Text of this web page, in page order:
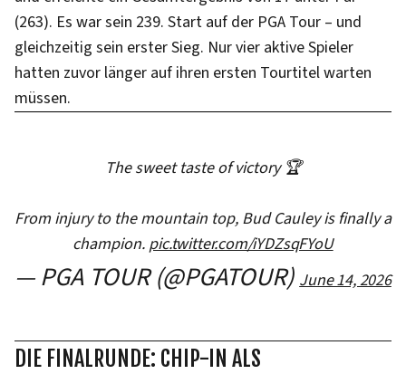
(263). Es war sein 239. Start auf der PGA Tour – und
gleichzeitig sein erster Sieg. Nur vier aktive Spieler
hatten zuvor länger auf ihren ersten Tourtitel warten
müssen.
The sweet taste of victory 🏆
From injury to the mountain top, Bud Cauley is finally a
champion. pic.twitter.com/iYDZsqFYoU
— PGA TOUR (@PGATOUR)June 14, 2026
DIE FINALRUNDE: CHIP-IN ALS